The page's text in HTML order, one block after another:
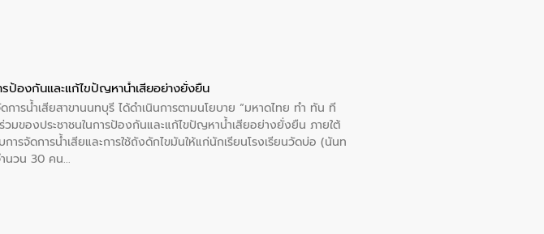
ป้องกันและแก้ไขปัญหาน้ำเสียอย่างยั่งยืน
รน้ำเสียสาขานนทบุรี ได้ดำเนินการตามนโยบาย “มหาดไทย ทำ ทัน ที
มของประชาชนในการป้องกันและแก้ไขปัญหาน้ำเสียอย่างยั่งยืน ภายใต้
ารจัดการน้ำเสียและการใช้ถังดักไขมันให้แก่นักเรียนโรงเรียนวัดบ่อ (นันท
นวน 30 คน